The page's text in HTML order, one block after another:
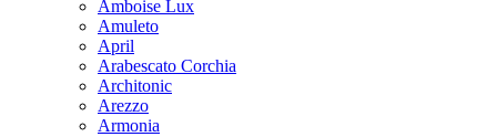
Amboise Lux
Amuleto
April
Arabescato Corchia
Architonic
Arezzo
Armonia